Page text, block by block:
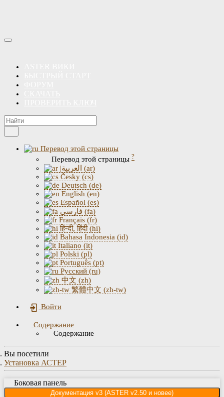
Перевод этой страницы
Перевод этой страницы ?
|العربية (ar)
Česky (cs)
Deutsch (de)
English (en)
Español (es)
فارسی (fa)
Français (fr)
हिन्दी, हिंदी (hi)
Bahasa Indonesia (id)
Italiano (it)
Polski (pl)
Português (pt)
Русский (ru)
中文 (zh)
繁體中文 (zh-tw)
Войти
Содержание
Содержание
Вы посетили
Установка АСТЕР
Боковая панель
Документация v3 (ASTER v2.50 и новее)